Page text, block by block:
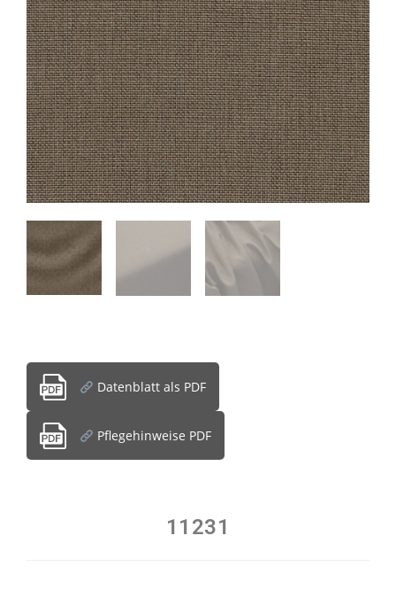
Datenblatt als PDF
Pflegehinweise PDF
11231